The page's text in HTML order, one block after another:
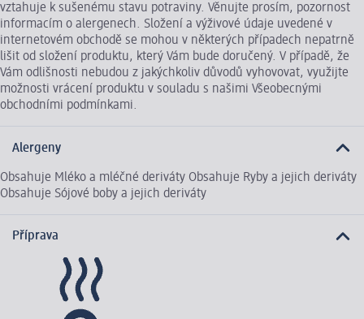
vztahuje k sušenému stavu potraviny. Věnujte prosím, pozornost
informacím o alergenech. Složení a výživové údaje uvedené v
internetovém obchodě se mohou v některých případech nepatrně
lišit od složení produktu, který Vám bude doručený. V případě, že
Vám odlišnosti nebudou z jakýchkoliv důvodů vyhovovat, využijte
možnosti vrácení produktu v souladu s našimi Všeobecnými
obchodními podmínkami.
Alergeny
Obsahuje Mléko a mléčné deriváty Obsahuje Ryby a jejich deriváty
Obsahuje Sójové boby a jejich deriváty
Příprava